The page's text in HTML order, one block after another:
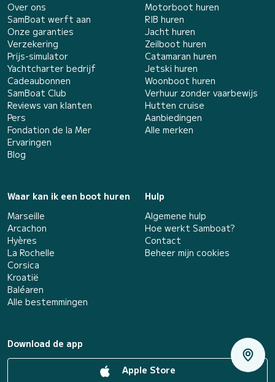
Over ons
SamBoat werft aan
Onze garanties
Verzekering
Prijs-simulator
Yachtcharter bedrijf
Cadeaubonnen
SamBoat Club
Reviews van klanten
Pers
Fondation de la Mer
Ervaringen
Blog
Motorboot huren
RIB huren
Jacht huren
Zeilboot huren
Catamaran huren
Jetski huren
Woonboot huren
Verhuur zonder vaarbewijs
Hutten cruise
Aanbiedingen
Alle merken
Waar kan ik een boot huren
Marseille
Arcachon
Hyères
La Rochelle
Corsica
Kroatië
Baléaren
Alle bestemmingen
Hulp
Algemene hulp
Hoe werkt Samboat?
Contact
Beheer mijn cookies
Download de app
Apple Store